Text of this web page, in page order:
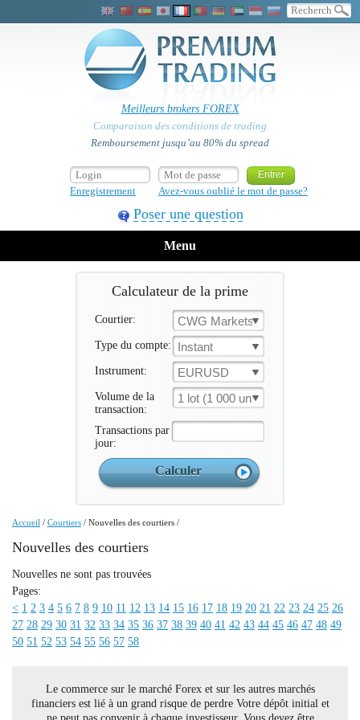
Meilleurs brokers FOREX
Comparaison des conditions de trading
Remboursement jusqu’au 80% du spread
Enregistrement Avez-vous oublié le mot de passe?
Poser une question
Menu
Calculateur de la prime
Courtier: CWG Markets
Type du compte: Instant
Instrument: EURUSD
Volume de la
transaction:
1 lot (1 000 un.)
Transactions par
jour:
Accueil / Courtiers / Nouvelles des courtiers /
Nouvelles des courtiers
Nouvelles ne sont pas trouvées
Pages:
< 1 2 3 4 5 6 7 8 9 10 11 12 13 14 15 16 17 18 19 20 21 22 23 24 25 26
27 28 29 30 31 32 33 34 35 36 37 38 39 40 41 42 43 44 45 46 47 48 49
50 51 52 53 54 55 56 57 58
Le commerce sur le marché Forex et sur les autres marchés
financiers est lié à un grand risque de perdre Votre dépôt initial et